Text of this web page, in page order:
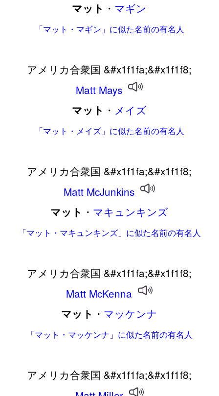
マット ・ マギン
「マット・マギン」に似た名前の有名人
アメリカ合衆国 &#x1f1fa;&#x1f1f8;
Matt Mays
マット ・ メイズ
「マット・メイズ」に似た名前の有名人
アメリカ合衆国 &#x1f1fa;&#x1f1f8;
Matt McJunkins
マット ・ マキュンキンズ
「マット・マキュンキンズ」に似た名前の有名人
アメリカ合衆国 &#x1f1fa;&#x1f1f8;
Matt McKenna
マット ・ マッケンナ
「マット・マッケンナ」に似た名前の有名人
アメリカ合衆国 &#x1f1fa;&#x1f1f8;